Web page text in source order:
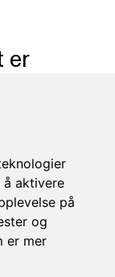
aktivere
på
og
er mer
er